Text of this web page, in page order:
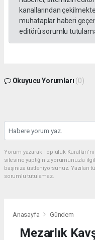
kanallarından
muhataplar haberi
editörü sorumlu
Okuyucu Yorumları (0)
Yorum yazarak Topluluk
sitesine yaptığınız yorumunuzla
başınıza üstleniyorsunuz.
sorumlu tutulamaz.
Anasayfa Gündem
Mezarlık